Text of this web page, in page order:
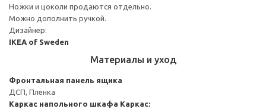
Ножки и цоколи продаются отдельно.
Можно дополнить ручкой.
Дизайнер:
IKEA of Sweden
Материалы и уход
Фронтальная панель ящика
ДСП, Пленка
Каркас напольного шкафа Каркас: